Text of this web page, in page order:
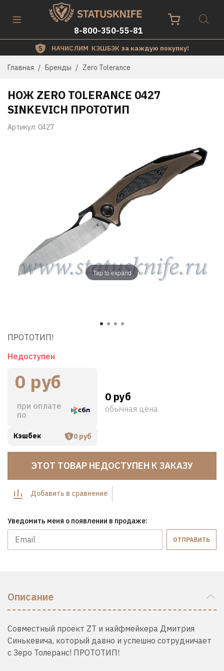
8-800-350-55-81
НАЧИСЛИМ КЭШБЭК за каждую покупку!
Главная Бренды Zero Tolerance
Tap to expand
Артикул: 0427
НОЖ ZERO TOLERANCE 0427
SINKEVICH ПРОТОТИП
ПРОТОТИП!
Недоступен
0 руб
при оплате
по
Кэшбек 0 руб
0 руб
обычная цена
ЭТОТ ТОВАР НЕДОСТУПЕН К ЗАКАЗУ
Добавить в сравнение
Уведомить меня о появлении в продаже:
ОТПРАВИТЬ
Описание
Cовместный проект ZT и найфмейкера Дмитрия
Синькевича, который давно и успешно сотрудничает
с Зеро Толеранс! ПРОТОТИП!